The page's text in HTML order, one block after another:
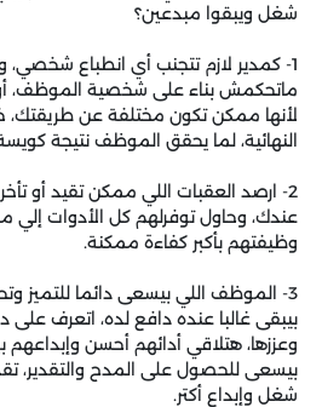
شغل ويبقوا مبدعين؟
1- كمدير لازم تتجنب أي انطباع شخصي،
ماتحكمش بناء على شخصية الموظف،
لأنها ممكن تكون مختلفة عن طريقتك،
النهائية، لما يحقق الموظف نتيجة
2- ارصد العقبات اللي ممكن تقيد أو
عندك، وحاول توفرلهم كل الأدوات إلي
وظيفتهم بأكبر كفاءة ممكنة.
3- الموظف اللي بيسعى دائما للتميز
بيبقى غالبا عنده دافع لده، اتعرف
وعززها، هتلاقي أدائهم أحسن
بيسعى للحصول على المدح والتقدير،
شغل وإبداع أكتر.